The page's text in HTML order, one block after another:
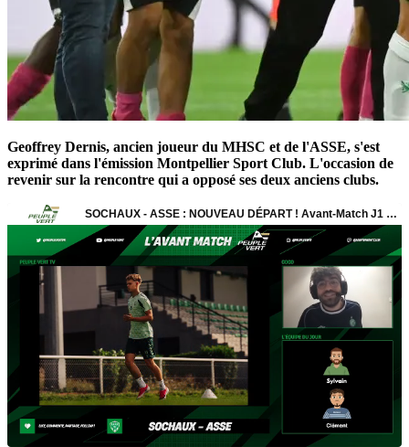
Geoffrey Dernis, ancien joueur du MHSC et de l'ASSE, s'est
exprimé dans l'émission Montpellier Sport Club. L'occasion de
revenir sur la rencontre qui a opposé ses deux anciens clubs.